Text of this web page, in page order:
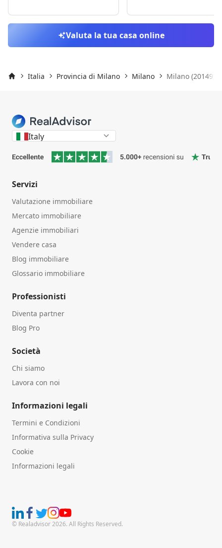
Valuta la tua casa online
Italia Provincia di Milano Milano Milano (20149)
Italy
Servizi
Valutazione immobiliare
Mercato immobiliare
Agenzie immobiliari
Vendere casa
Blog immobiliare
Glossario immobiliare
Professionisti
Diventa partner
Blog Pro
Società
Chi siamo
Lavora con noi
Informazioni legali
Termini e Condizioni
Informativa sulla Privacy
Cookie
Informazioni legali
© Realadvisor 2026. All Rights Reserved.